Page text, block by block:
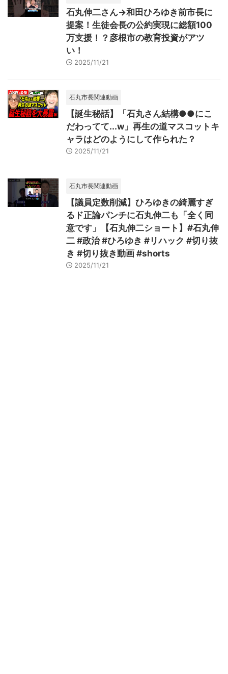
石丸伸二さん→和田ひろゆき前市長に
提案！生徒会長の公約実現に総額100
万支援！？彦根市の教育投資がアツ
い！
2025/11/21
石丸市長関連動画
【誕生秘話】「石丸さん結構●●にこ
だわってて...w」再生の道マスコットキ
ャラはどのようにして作られた？
2025/11/21
石丸市長関連動画
【議員定数削減】ひろゆきの綺麗すぎ
るド正論パンチに石丸伸二も「全く同
意です」【石丸伸二ショート】#石丸伸
二 #政治 #ひろゆき #リハック #切り抜
き #切り抜き動画 #shorts
2025/11/21